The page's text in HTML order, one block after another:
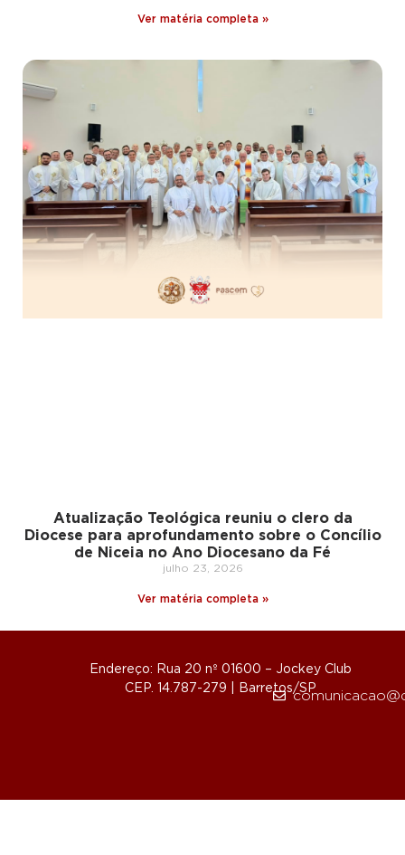
Ver matéria completa »
Atualização Teológica reuniu o clero da
Diocese para aprofundamento sobre o Concílio
de Niceia no Ano Diocesano da Fé
julho 23, 2026
Ver matéria completa »
Endereço: Rua 20 nº 01600 – Jockey Club
CEP. 14.787-279 | Barretos/SP